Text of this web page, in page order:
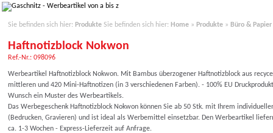
Sie befinden sich hier: Produkte Sie befinden sich hier: Home » Produkte » Büro & Papier
Haftnotizblock Nokwon
Ref.-Nr.: 098096
Werbeartikel Haftnotizblock Nokwon. Mit Bambus überzogener Haftnotizblock aus
mittleren und 420 Mini-Haftnotizen (in 3 verschiedenen Farben). - 100% EU
Wunsch ein Muster des Werbeartikels.
Das Werbegeschenk Haftnotizblock Nokwon können Sie ab 50 Stk. mit Ihrem
(Bedrucken, Gravieren) und ist ideal als Werbemittel einsetzbar. Den Werbeartikel
ca. 1-3 Wochen - Express-Lieferzeit auf Anfrage.